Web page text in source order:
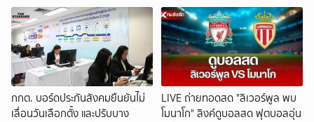
กกต. บอร์ดประกันสังคมยืนยันไม่
เลื่อนวันเลือกตั้ง และปรับบาง
LIVE ถ่ายทอดสด "ลิเวอร์พูล พบ
โมนาโก" ลิงค์ดูบอลสด ฟุตบอลอุ่น